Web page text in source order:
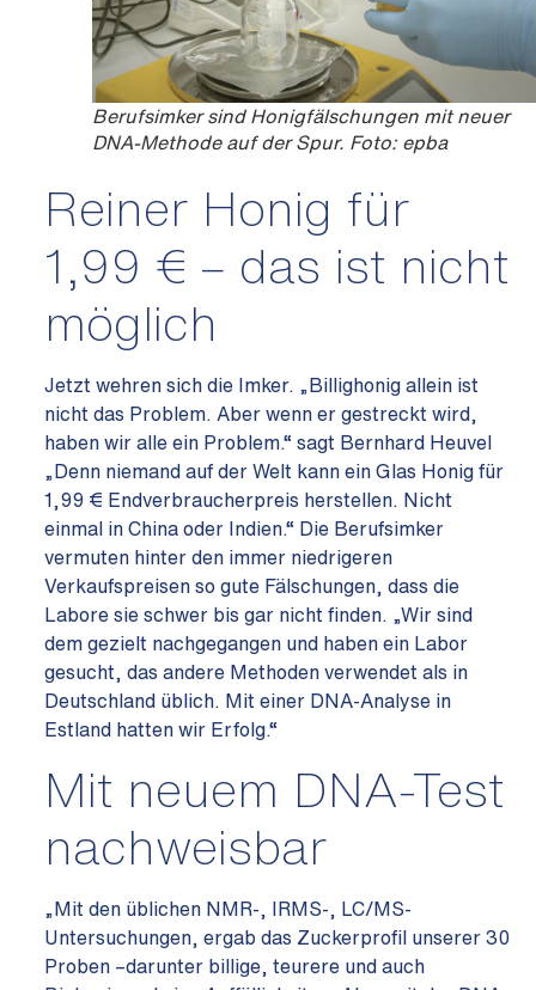
Berufsimker sind Honigfälschungen mit neuer
DNA-Methode auf der Spur. Foto: epba
Reiner Honig für
1,99 € – das ist nicht
möglich
Jetzt wehren sich die Imker. „Billighonig allein ist
nicht das Problem. Aber wenn er gestreckt wird,
haben wir alle ein Problem.“ sagt Bernhard Heuvel
„Denn niemand auf der Welt kann ein Glas Honig für
1,99 € Endverbraucherpreis herstellen. Nicht
einmal in China oder Indien.“ Die Berufsimker
vermuten hinter den immer niedrigeren
Verkaufspreisen so gute Fälschungen, dass die
Labore sie schwer bis gar nicht finden. „Wir sind
dem gezielt nachgegangen und haben ein Labor
gesucht, das andere Methoden verwendet als in
Deutschland üblich. Mit einer DNA-Analyse in
Estland hatten wir Erfolg.“
Mit neuem DNA-Test
nachweisbar
„Mit den üblichen NMR-, IRMS-, LC/MS-
Untersuchungen, ergab das Zuckerprofil unserer 30
Proben –darunter billige, teurere und auch